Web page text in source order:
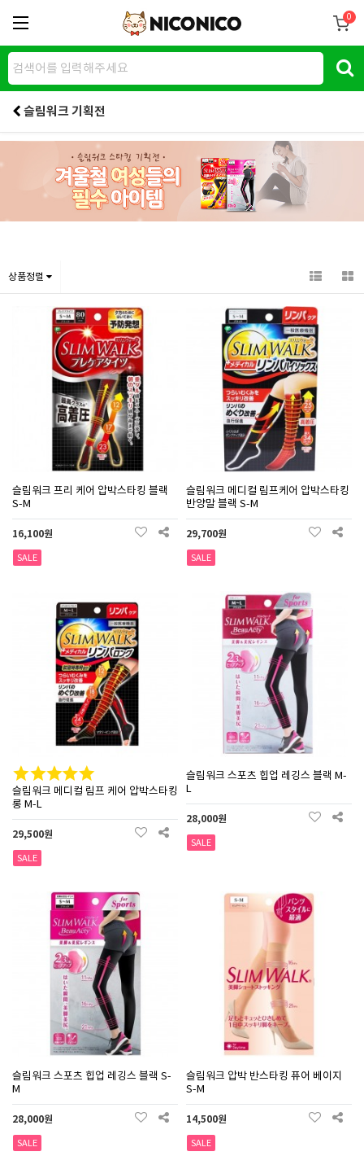
0
슬림워크 기획전
상품정렬
슬림워크 프리 케어 압박스타킹 블랙
S-M
16,100원
SALE
슬림워크 메디컬 림프케어 압박스타킹
반양말 블랙 S-M
29,700원
SALE
슬림워크 메디컬 림프 케어 압박스타킹
롱 M-L
29,500원
SALE
슬림워크 스포츠 힙업 레깅스 블랙 M-
L
28,000원
SALE
슬림워크 스포츠 힙업 레깅스 블랙 S-
M
28,000원
SALE
슬림워크 압박 반스타킹 퓨어 베이지
S-M
14,500원
SALE